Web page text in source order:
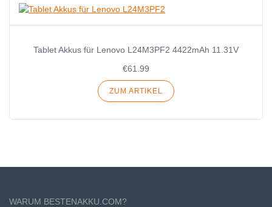
Tablet Akkus für Lenovo L24M3PF2 4422mAh 11.31V
€61.99
ZUM ARTIKEL
WARUM BESTENAKKU.COM?